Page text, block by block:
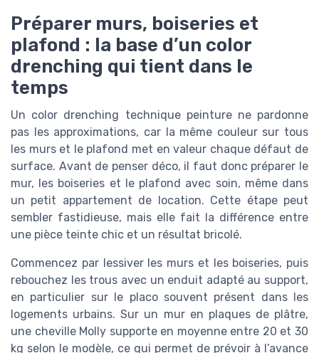
Préparer murs, boiseries et
plafond : la base d’un color
drenching qui tient dans le
temps
Un color drenching technique peinture ne pardonne
pas les approximations, car la même couleur sur tous
les murs et le plafond met en valeur chaque défaut de
surface. Avant de penser déco, il faut donc préparer le
mur, les boiseries et le plafond avec soin, même dans
un petit appartement de location. Cette étape peut
sembler fastidieuse, mais elle fait la différence entre
une pièce teinte chic et un résultat bricolé.
Commencez par lessiver les murs et les boiseries, puis
rebouchez les trous avec un enduit adapté au support,
en particulier sur le placo souvent présent dans les
logements urbains. Sur un mur en plaques de plâtre,
une cheville Molly supporte en moyenne entre 20 et 30
kg selon le modèle, ce qui permet de prévoir à l’avance